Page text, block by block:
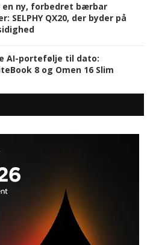
en ny, forbedret bærbar
SELPHY QX20, der byder på
AI-portefølje til dato:
8 og Omen 16 Slim